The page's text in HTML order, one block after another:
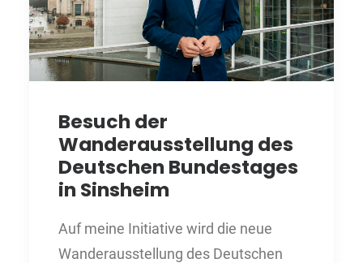
Besuch der
Wanderausstellung des
Deutschen Bundestages
in Sinsheim
Auf meine Initiative wird die neue
Wanderausstellung des Deutschen